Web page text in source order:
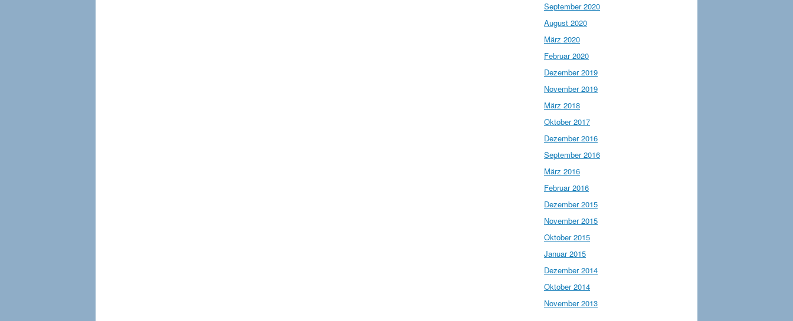
September 2020
August 2020
März 2020
Februar 2020
Dezember 2019
November 2019
März 2018
Oktober 2017
Dezember 2016
September 2016
März 2016
Februar 2016
Dezember 2015
November 2015
Oktober 2015
Januar 2015
Dezember 2014
Oktober 2014
November 2013